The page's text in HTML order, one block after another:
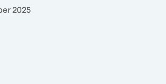
2025